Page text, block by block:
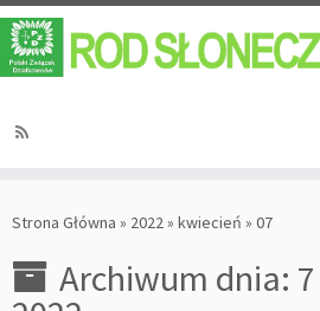
Strona Główna » 2022» kwiecień » 07
Archiwum dnia: